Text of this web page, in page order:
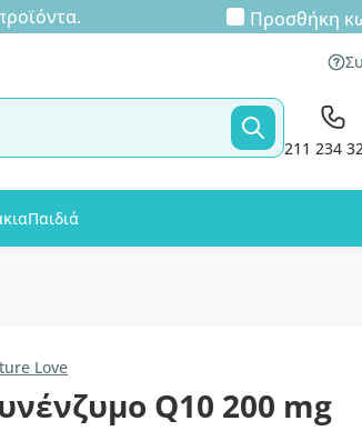
Προσθήκη
211 234
Παιδιά
Love
Q10 200 mg